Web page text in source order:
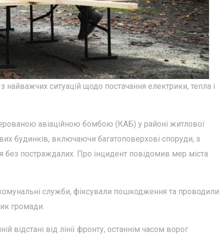
найважчих ситуацій щодо постачання електрики, тепла і
авіаційною бомбою (КАБ) у районі житлової
будинків, включаючи багатоповерхові споруди, з
без постраждалих. Про інцидент повідомив мер міста
служби, фіксували пошкодження та проводили
громади.
відстані від лінії фронту, останнім часом ворог